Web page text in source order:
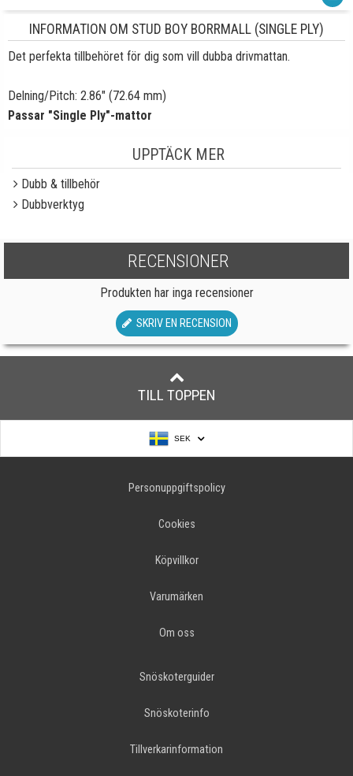
INFORMATION OM STUD BOY BORRMALL (SINGLE PLY)
Det perfekta tillbehöret för dig som vill dubba drivmattan.
Delning/Pitch: 2.86" (72.64 mm)
Passar "Single Ply"-mattor
UPPTÄCK MER
Dubb & tillbehör
Dubbverktyg
RECENSIONER
Produkten har inga recensioner
SKRIV EN RECENSION
TILL TOPPEN
SEK
Personuppgiftspolicy
Cookies
Köpvillkor
Varumärken
Om oss
Snöskoterguider
Snöskoterinfo
Tillverkarinformation